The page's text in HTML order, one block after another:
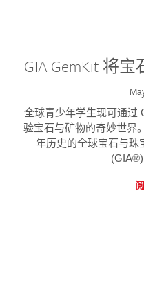
GIA GemKit 将
全球青少年学生现可通
验宝石与矿物的奇妙世界
年历史的全球宝石与珠
(GIA®)